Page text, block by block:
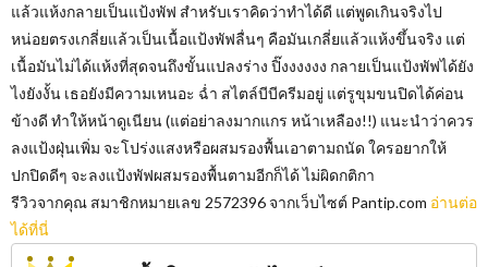
แล้วแห้งกลายเป็นแป้งพัฟ สำหรับเราคิดว่าทำได้ดี แต่พูดเกินจริงไป
หน่อยตรงเกลี่ยแล้วเป็นเนื้อแป้งพัฟลื่นๆ คือมันเกลี่ยแล้วแห้งขึ้นจริง แต่
เนื้อมันไม่ได้แห้งที่สุดจนถึงขั้นแปลงร่าง ปิ๊งงงงงง กลายเป็นแป้งพัฟได้ยัง
ไงยังงั้น เธอยังมีความเหนอะ ฉ่ำ สไตล์บีบีครีมอยู่ แต่รูขุมขนปิดได้ค่อน
ข้างดี ทำให้หน้าดูเนียน (แต่อย่าลงมากแกร หน้าเหลือง!!) แนะนำว่าควร
ลงแป้งฝุ่นเพิ่ม จะโปร่งแสงหรือผสมรองพื้นเอาตามถนัด ใครอยากให้
ปกปิดดีๆ จะลงแป้งพัฟผสมรองพื้นตามอีกก็ได้ ไม่ผิดกติกา
รีวิวจากคุณ สมาชิกหมายเลข 2572396 จากเว็บไซต์​ Pantip.com อ่านต่อ
ได้ที่นี่